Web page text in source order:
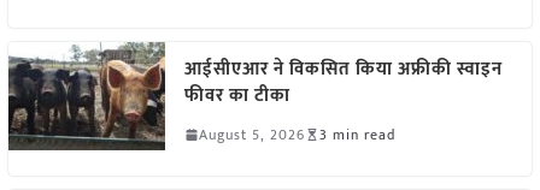
आईसीएआर ने विकसित किया अफ्रीकी स्वाइन
फीवर का टीका
August 5, 2026 3 min read